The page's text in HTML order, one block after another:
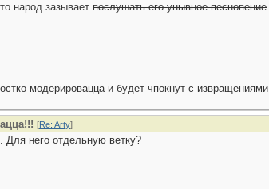
народ зазывает послушать его унывное песнопение
модерировацца и будет чпокнут с извращениями
[Re: Arty]
Для него отдельную ветку?